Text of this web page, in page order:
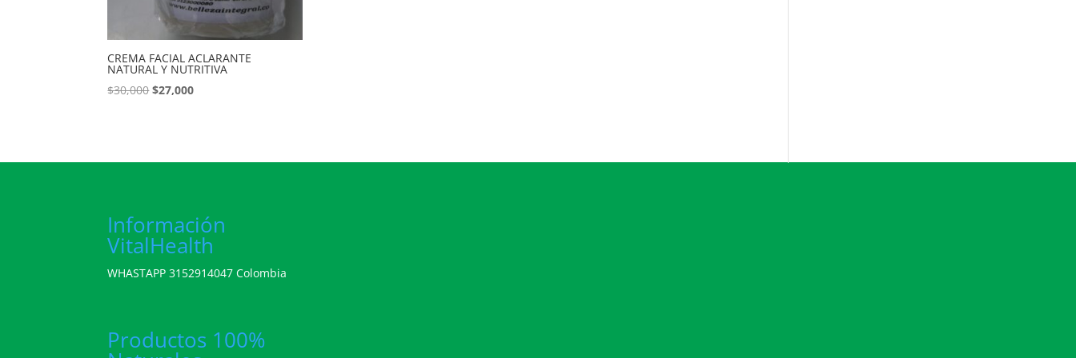
CREMA FACIAL ACLARANTE
NATURAL Y NUTRITIVA
$30,000El
$30,000.
$27,000El
$27,000.
Información
VitalHealth
WHASTAPP 3152914047 Colombia
Productos 100%